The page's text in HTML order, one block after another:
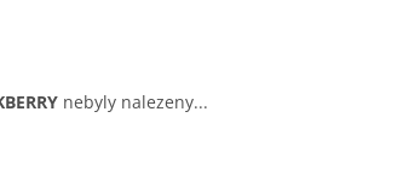
nebyly nalezeny...